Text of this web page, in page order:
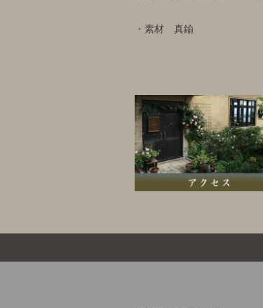
・素材 真鍮